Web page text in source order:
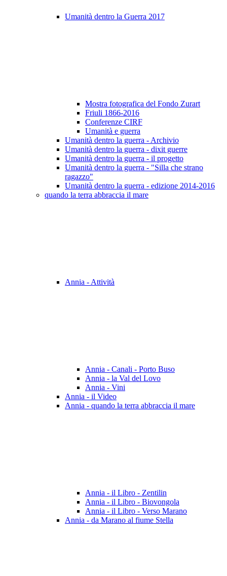
Umanità dentro la Guerra 2017
Mostra fotografica del Fondo Zurart
Friuli 1866-2016
Conferenze CIRF
Umanità e guerra
Umanità dentro la guerra - Archivio
Umanità dentro la guerra - dixit guerre
Umanità dentro la guerra - il progetto
Umanità dentro la guerra - "Silla che strano
ragazzo"
Umanità dentro la guerra - edizione 2014-2016
quando la terra abbraccia il mare
Annia - Attività
Annia - Canali - Porto Buso
Annia - la Val del Lovo
Annia - Vini
Annia - il Video
Annia - quando la terra abbraccia il mare
Annia - il Libro - Zentilin
Annia - il Libro - Biovongola
Annia - il Libro - Verso Marano
Annia - da Marano al fiume Stella